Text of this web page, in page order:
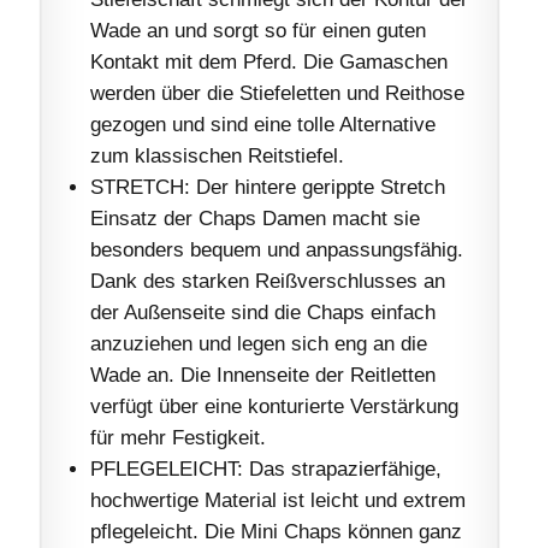
Wade an und sorgt so für einen guten
Kontakt mit dem Pferd. Die Gamaschen
werden über die Stiefeletten und Reithose
gezogen und sind eine tolle Alternative
zum klassischen Reitstiefel.
STRETCH: Der hintere gerippte Stretch
Einsatz der Chaps Damen macht sie
besonders bequem und anpassungsfähig.
Dank des starken Reißverschlusses an
der Außenseite sind die Chaps einfach
anzuziehen und legen sich eng an die
Wade an. Die Innenseite der Reitletten
verfügt über eine konturierte Verstärkung
für mehr Festigkeit.
PFLEGELEICHT: Das strapazierfähige,
hochwertige Material ist leicht und extrem
pflegeleicht. Die Mini Chaps können ganz